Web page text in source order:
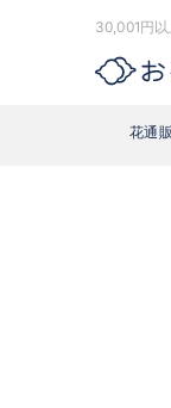
30,001円
お探し#タグはコチラ▶︎
花通